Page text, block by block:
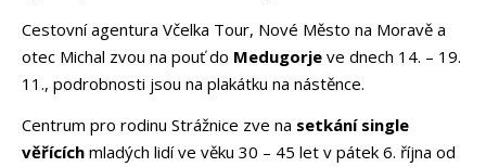
Cestovní agentura Včelka Tour, Nové Město na Moravě a
otec Michal zvou na pouť do Medugorje ve dnech 14. – 19.
11., podrobnosti jsou na plakátku na nástěnce.
Centrum pro rodinu Strážnice zve na setkání single
věřících mladých lidí ve věku 30 – 45 let v pátek 6. října od